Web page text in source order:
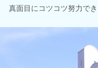
真面目にコツコツ努力で